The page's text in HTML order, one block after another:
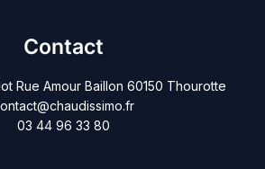
Contact
Rue Amour Baillon 60150 Thourotte
03 44 96 33 80